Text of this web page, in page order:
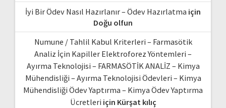
İyi Bir Ödev Nasıl Hazırlanır – Ödev Hazırlatma için
Doğu olfun
Numune / Tahlil Kabul Kriterleri – Farmasötik
Analiz İçin Kapiller Elektroforez Yöntemleri –
Ayırma Teknolojisi – FARMASÖTİK ANALİZ – Kimya
Mühendisliği – Ayırma Teknolojisi Ödevleri – Kimya
Mühendisliği Ödev Yaptırma – Kimya Ödev Yaptırma
Ücretleri için Kürşat kılıç